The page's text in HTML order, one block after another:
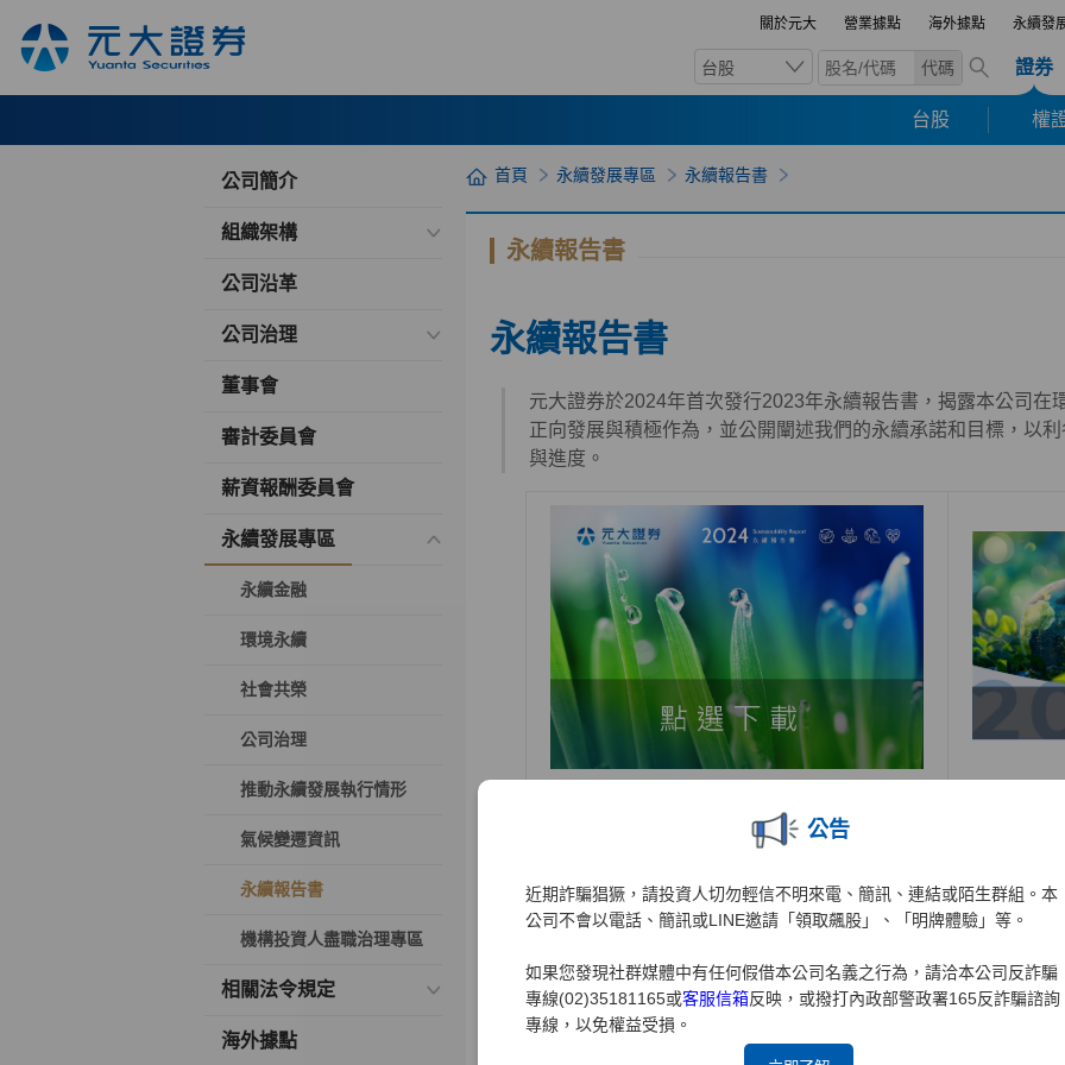
關於元大 營業據點 海外據點 永續發
台股 代碼 證券
台股 權
公告
近期詐騙猖獗，請投資人切勿輕信不明來電、簡訊、連結或陌生群組。本
公司不會以電話、簡訊或LINE邀請「領取飆股」、「明牌體驗」等。
如果您發現社群媒體中有任何假借本公司名義之行為，請洽本公司反詐騙
專線(02)35181165或客服信箱反映，或撥打內政部警政署165反詐騙諮詢
專線，以免權益受損。
公司簡介
組織架構
公司沿革
公司治理
董事會
審計委員會
薪資報酬委員會
永續發展專區
永續金融
環境永續
社會共榮
公司治理
推動永續發展執行情形
氣候變遷資訊
永續報告書
機構投資人盡職治理專區
相關法令規定
海外據點
首頁 永續發展專區 永續報告書
永續報告書
永續報告書
元大證券於2024年首次發行2023年永續報告書，揭露本公司在
正向發展與積極作為，並公開闡述我們的永續承諾和目標，以
與進度。